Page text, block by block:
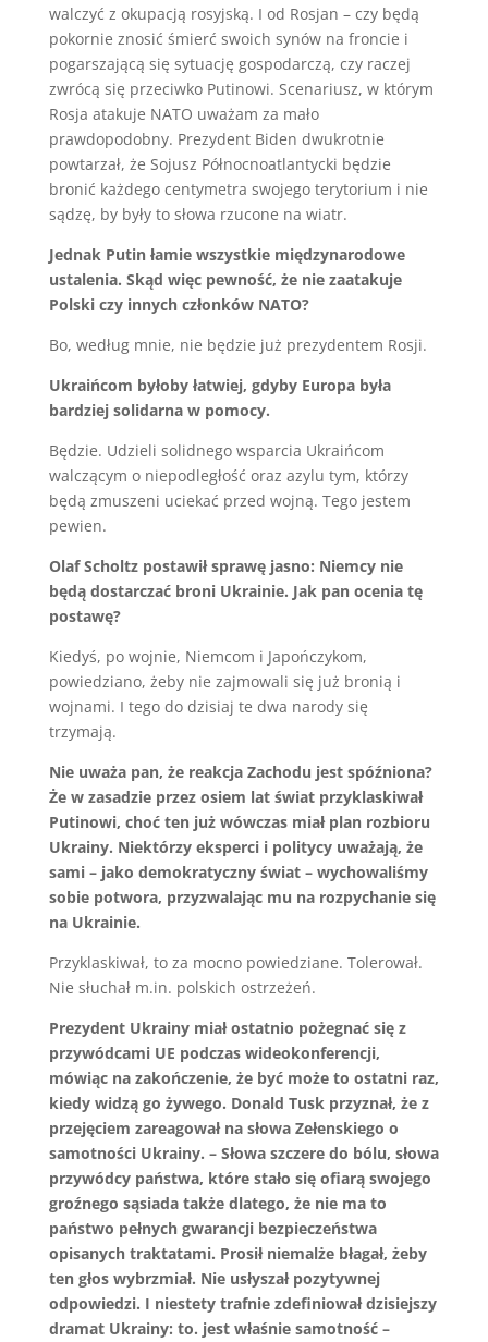
walczyć z okupacją rosyjską. I od Rosjan – czy będą
pokornie znosić śmierć swoich synów na froncie i
pogarszającą się sytuację gospodarczą, czy raczej
zwrócą się przeciwko Putinowi. Scenariusz, w którym
Rosja atakuje NATO uważam za mało
prawdopodobny. Prezydent Biden dwukrotnie
powtarzał, że Sojusz Północnoatlantycki będzie
bronić każdego centymetra swojego terytorium i nie
sądzę, by były to słowa rzucone na wiatr.
Jednak Putin łamie wszystkie międzynarodowe
ustalenia. Skąd więc pewność, że nie zaatakuje
Polski czy innych członków NATO?
Bo, według mnie, nie będzie już prezydentem Rosji.
Ukraińcom byłoby łatwiej, gdyby Europa była
bardziej solidarna w pomocy.
Będzie. Udzieli solidnego wsparcia Ukraińcom
walczącym o niepodległość oraz azylu tym, którzy
będą zmuszeni uciekać przed wojną. Tego jestem
pewien.
Olaf Scholtz postawił sprawę jasno: Niemcy nie
będą dostarczać broni Ukrainie. Jak pan ocenia tę
postawę?
Kiedyś, po wojnie, Niemcom i Japończykom,
powiedziano, żeby nie zajmowali się już bronią i
wojnami. I tego do dzisiaj te dwa narody się
trzymają.
Nie uważa pan, że reakcja Zachodu jest spóźniona?
Że w zasadzie przez osiem lat świat przyklaskiwał
Putinowi, choć ten już wówczas miał plan rozbioru
Ukrainy. Niektórzy eksperci i politycy uważają, że
sami – jako demokratyczny świat – wychowaliśmy
sobie potwora, przyzwalając mu na rozpychanie się
na Ukrainie.
Przyklaskiwał, to za mocno powiedziane. Tolerował.
Nie słuchał m.in. polskich ostrzeżeń.
Prezydent Ukrainy miał ostatnio pożegnać się z
przywódcami UE podczas wideokonferencji,
mówiąc na zakończenie, że być może to ostatni raz,
kiedy widzą go żywego. Donald Tusk przyznał, że z
przejęciem zareagował na słowa Zełenskiego o
samotności Ukrainy. – Słowa szczere do bólu, słowa
przywódcy państwa, które stało się ofiarą swojego
groźnego sąsiada także dlatego, że nie ma to
państwo pełnych gwarancji bezpieczeństwa
opisanych traktatami. Prosił niemalże błagał, żeby
ten głos wybrzmiał. Nie usłyszał pozytywnej
odpowiedzi. I niestety trafnie zdefiniował dzisiejszy
dramat Ukrainy: to. jest właśnie samotność –